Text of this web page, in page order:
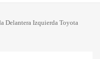
Delantera Izquierda Toyota